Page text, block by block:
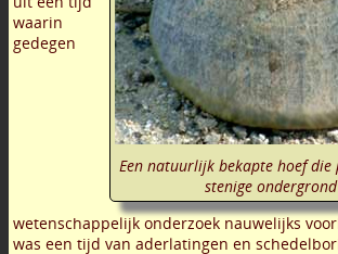
Een natuurlijk bekapte hoef die
stenige
waarin
gedegen
wetenschappelijk onderzoek nauwelijks
was een tijd van aderlatingen en